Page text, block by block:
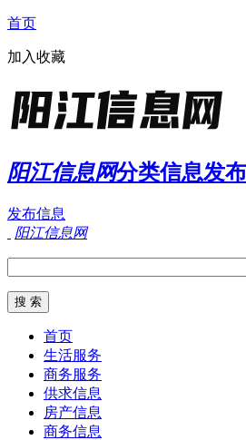
首页
加入收藏
阳江信息网分类信息发
发布信息
阳江信息网
首页
生活服务
商务服务
供求信息
房产信息
商务信息